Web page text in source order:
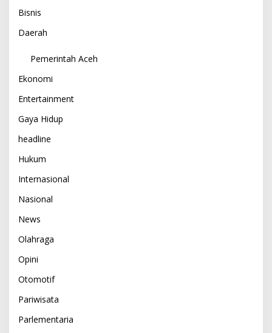
Bisnis
Daerah
Pemerintah Aceh
Ekonomi
Entertainment
Gaya Hidup
headline
Hukum
Internasional
Nasional
News
Olahraga
Opini
Otomotif
Pariwisata
Parlementaria